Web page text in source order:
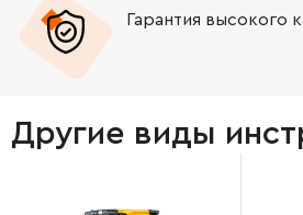
Гарантия высокого
Другие виды